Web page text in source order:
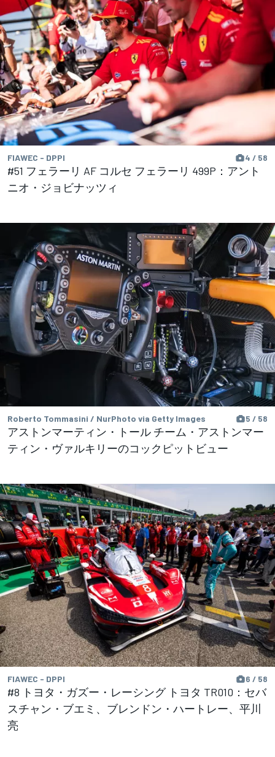
FIAWEC - DPPI 4 / 58
#51 フェラーリ AF コルセ フェラーリ 499P：アント
ニオ・ジョビナッツィ
Roberto Tommasini / NurPhoto via Getty Images 5 / 58
アストンマーティン・トール チーム・アストンマー
ティン・ヴァルキリーのコックピットビュー
FIAWEC - DPPI 6 / 58
#8 トヨタ・ガズー・レーシング トヨタ TR010：セバ
スチャン・ブエミ、ブレンドン・ハートレー、平川
亮